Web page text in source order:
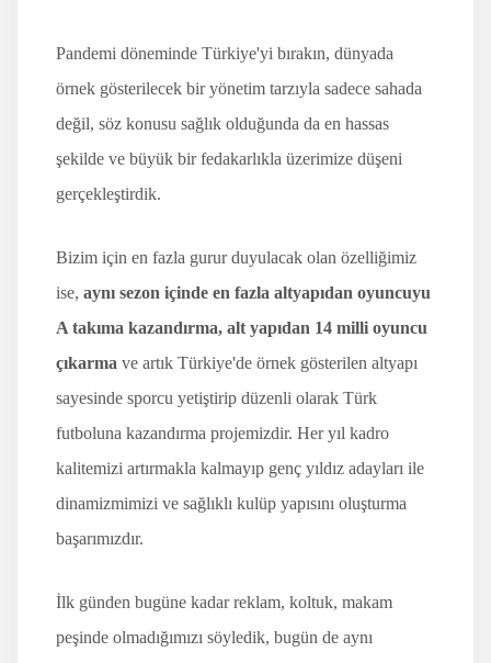
Pandemi döneminde Türkiye'yi bırakın, dünyada
örnek gösterilecek bir yönetim tarzıyla sadece sahada
değil, söz konusu sağlık olduğunda da en hassas
şekilde ve büyük bir fedakarlıkla üzerimize düşeni
gerçekleştirdik.
Bizim için en fazla gurur duyulacak olan özelliğimiz
ise, aynı sezon içinde en fazla altyapıdan oyuncuyu
A takıma kazandırma, alt yapıdan 14 milli oyuncu
çıkarma ve artık Türkiye'de örnek gösterilen altyapı
sayesinde sporcu yetiştirip düzenli olarak Türk
futboluna kazandırma projemizdir. Her yıl kadro
kalitemizi artırmakla kalmayıp genç yıldız adayları ile
dinamizmimizi ve sağlıklı kulüp yapısını oluşturma
başarımızdır.
İlk günden bugüne kadar reklam, koltuk, makam
peşinde olmadığımızı söyledik, bugün de aynı